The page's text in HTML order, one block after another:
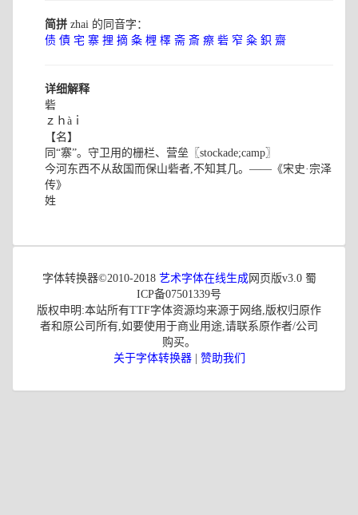
简拼 zhai 的同音字：
债 債 宅 寨 捚 摘 夈 榸 檡 斋 斎 瘵 砦 窄 粂 鉙 齋
详细解释
砦
ｚｈàｉ
【名】
同“寨”。守卫用的栅栏、营垒〖stockade;camp〗
今河东西不从敌国而保山砦者,不知其几。——《宋史·宗泽
传》
姓
字体转换器©2010-2018 艺术字体在线生成网页版v3.0 蜀
ICP备07501339号
版权申明:本站所有TTF字体资源均来源于网络,版权归原作
者和原公司所有,如要使用于商业用途,请联系原作者/公司
购买。
关于字体转换器| 赞助我们